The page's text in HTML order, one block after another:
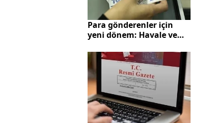
Para gönderenler için
yeni dönem: Havale ve